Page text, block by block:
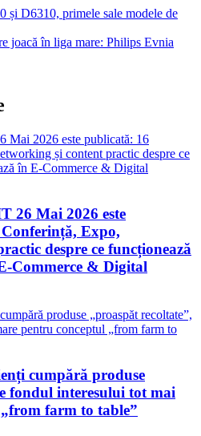
și D6310, primele sale modele de
joacă în liga mare: Philips Evnia
26 Mai 2026 este
Expo,
despre ce funcționează
Commerce & Digital
cumpără produse
fondul interesului tot mai
farm to table”